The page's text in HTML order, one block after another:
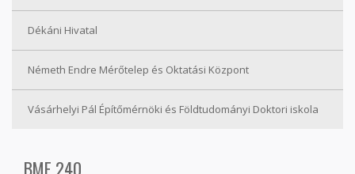
Dékáni Hivatal
Németh Endre Mérőtelep és Oktatási Központ
Vásárhelyi Pál Építőmérnöki és Földtudományi Doktori iskola
BME 240